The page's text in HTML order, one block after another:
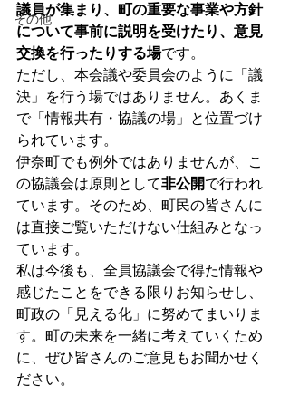
その他
議員が集まり、町の重要な事業や方針
について事前に説明を受けたり、意見
交換を行ったりする場です。
ただし、本会議や委員会のように「議
決」を行う場ではありません。あくま
で「情報共有・協議の場」と位置づけ
られています。
伊奈町でも例外ではありませんが、こ
の協議会は原則として非公開で行われ
ています。そのため、町民の皆さんに
は直接ご覧いただけない仕組みとなっ
ています。
私は今後も、全員協議会で得た情報や
感じたことをできる限りお知らせし、
町政の「見える化」に努めてまいりま
す。町の未来を一緒に考えていくため
に、ぜひ皆さんのご意見もお聞かせく
ださい。